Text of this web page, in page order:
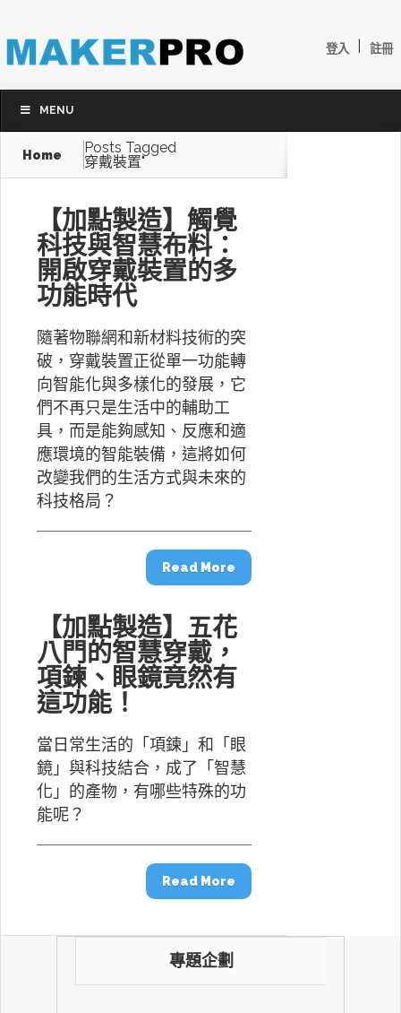
登入 註冊
MENU
Home
Posts Tagged
穿戴裝置"
【加點製造】觸覺
科技與智慧布料：
開啟穿戴裝置的多
功能時代
隨著物聯網和新材料技術的突
破，穿戴裝置正從單一功能轉
向智能化與多樣化的發展，它
們不再只是生活中的輔助工
具，而是能夠感知、反應和適
應環境的智能裝備，這將如何
改變我們的生活方式與未來的
科技格局？
Read More
【加點製造】五花
八門的智慧穿戴，
項鍊、眼鏡竟然有
這功能！
當日常生活的「項鍊」和「眼
鏡」與科技結合，成了「智慧
化」的產物，有哪些特殊的功
能呢？
Read More
專題企劃